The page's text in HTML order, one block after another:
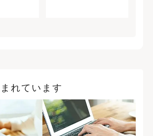
れています